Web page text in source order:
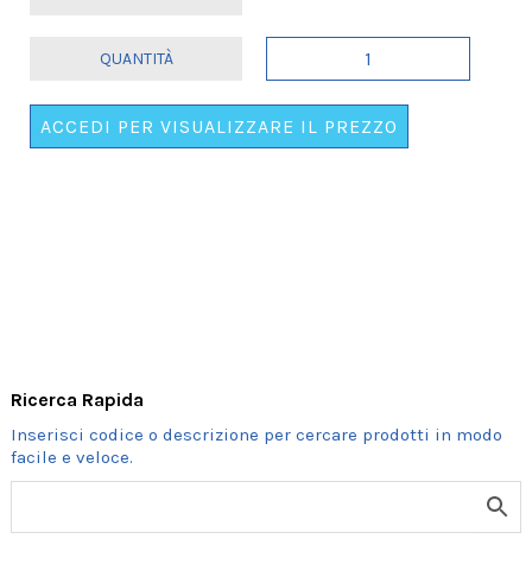
Ricerca Rapida
"CONDANNATO
AL
ACCEDI PER VISUALIZZARE IL PREZZO